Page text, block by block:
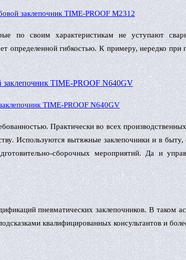
заклепочник TIME-PROOF M2312
по своим характеристикам не уступают
определенной гибкостью. К примеру, нередко
TIME-PROOF N640GV
Практически во всех
Используются вытяжные заклепочники и в
сборочных мероприятий. Да и
пневматических заклепочников. В таком
квалифицированных консультантов и